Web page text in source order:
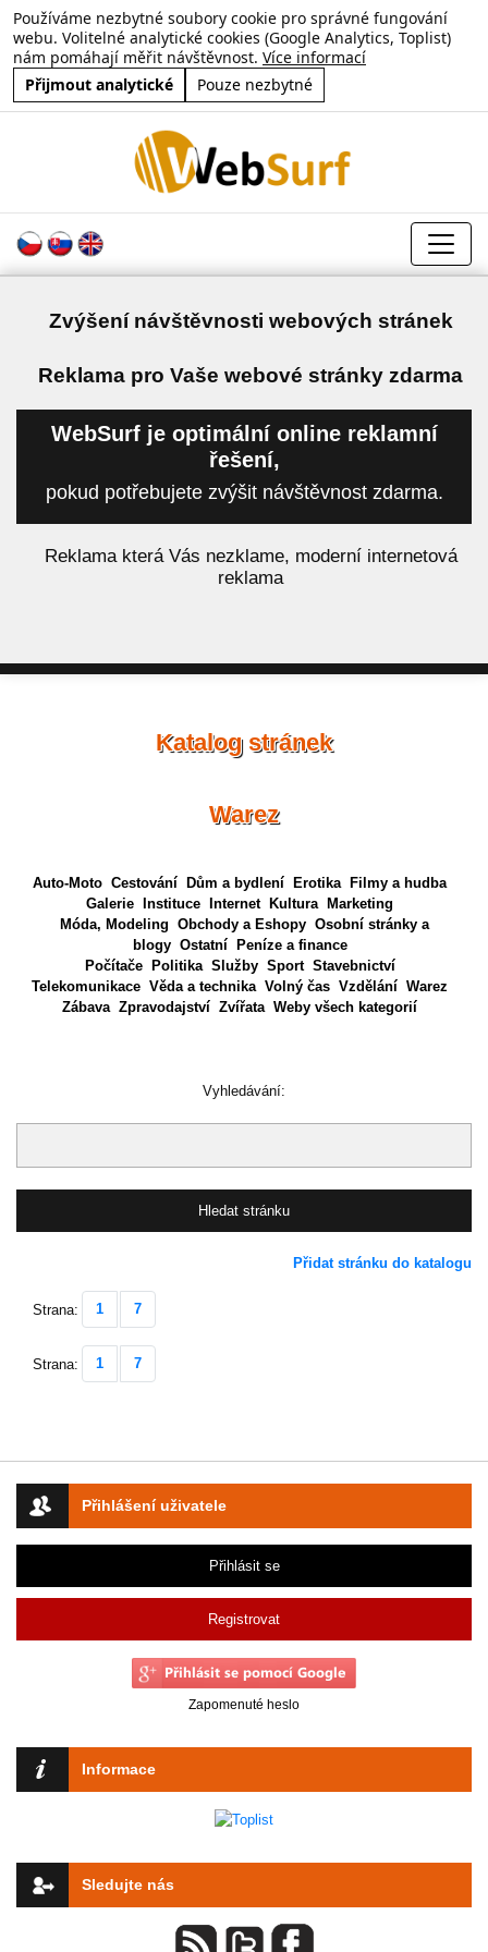
Používáme nezbytné soubory cookie pro správné fungování
webu. Volitelné analytické cookies (Google Analytics, Toplist)
nám pomáhají měřit návštěvnost. Více informací
Přijmout analytické
Pouze nezbytné
Zvýšení návštěvnosti webových stránek
Reklama pro Vaše webové stránky zdarma
WebSurf je optimální online reklamní
řešení,
pokud potřebujete zvýšit návštěvnost zdarma.
Reklama která Vás nezklame, moderní internetová
reklama
Přihlášení uživatele
Přihlásit se
Registrovat
Zapomenuté heslo
Informace
Sledujte nás
Katalog stránek
Warez
Auto-Moto Cestování Dům a bydlení Erotika
Filmy a hudba
Galerie
Instituce Internet Kultura
Marketing
Móda, Modeling Obchody a Eshopy Osobní stránky a
blogy Ostatní
Peníze a finance
Počítače
Politika Služby Sport Stavebnictví
Telekomunikace Věda a technika Volný čas Vzdělání Warez
Zábava Zpravodajství Zvířata Weby všech kategorií
Vyhledávání:
Přidat stránku do katalogu
Strana: 1 7
Strana: 1 7